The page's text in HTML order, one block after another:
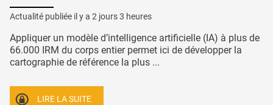
Actualité publiée il y a 2 jours 3 heures
Appliquer un modèle d’intelligence artificielle (IA) à plus de
66.000 IRM du corps entier permet ici de développer la
cartographie de référence la plus ...
LIRE LA SUITE